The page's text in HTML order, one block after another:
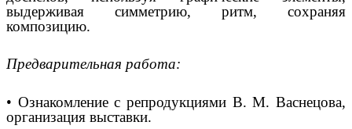
выдерживая симметрию, ритм, сохраняя
композицию.
Предварительная работа:
• Ознакомление с репродукциями В. М. Васнецова,
организация выставки.